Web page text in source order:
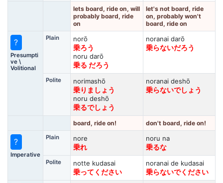
lets board, ride on, will
probably board, ride
on
let's not board, ride
on, probably won't
board, ride on
?
Presumpti
ve \
Volitional
Plain
norō
乗ろう
noru darō
乗る だろう
noranai darō
乗らないだろう
Polite
norimashō
乗りましょう
noru deshō
乗るでしょう
noranai deshō
乗らないでしょう
board, ride on! don't board, ride on!
?
Imperative
Plain
nore
乗れ
noru na
乗るな
Polite
notte kudasai
乗ってください
noranai de kudasai
乗らないでください